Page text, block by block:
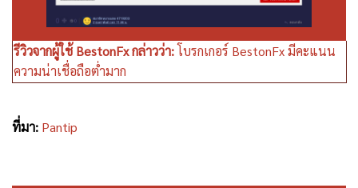
รีวิวจากผู้ใช้ BestonFx กล่าวว่า:โบรกเกอร์ BestonFx มีคะแนน
ความน่าเชื่อถือต่ำมาก
ที่มา: Pantip